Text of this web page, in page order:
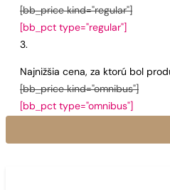
[bb_price kind="regular"]
[bb_pct type="regular"]
Najnižšia cena, za ktorú bol
[bb_price kind="omnibus"]
[bb_pct type="omnibus"]